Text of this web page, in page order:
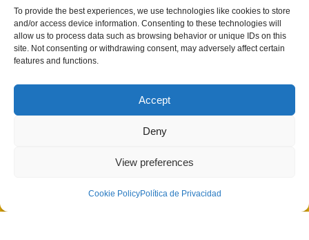
To provide the best experiences, we use technologies like cookies to store
and/or access device information. Consenting to these technologies will
allow us to process data such as browsing behavior or unique IDs on this
site. Not consenting or withdrawing consent, may adversely affect certain
features and functions.
Accept
Deny
View preferences
Cookie PolicyPolítica de Privacidad
hoy mismo para obtener una prueba gratuita!
Encuentra un integrador